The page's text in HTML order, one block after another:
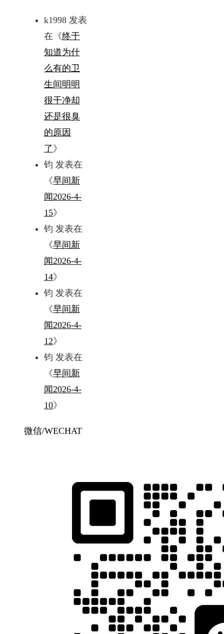
k1998 发表
在《终于
知道为什
么有的卫
生间明明
很干净却
还是很臭
的原因
了 》
钧 发表在
《早间新
闻2026-4-
15》
钧 发表在
《早间新
闻2026-4-
14》
钧 发表在
《早间新
闻2026-4-
12》
钧 发表在
《早间新
闻2026-4-
10》
微信/WECHAT